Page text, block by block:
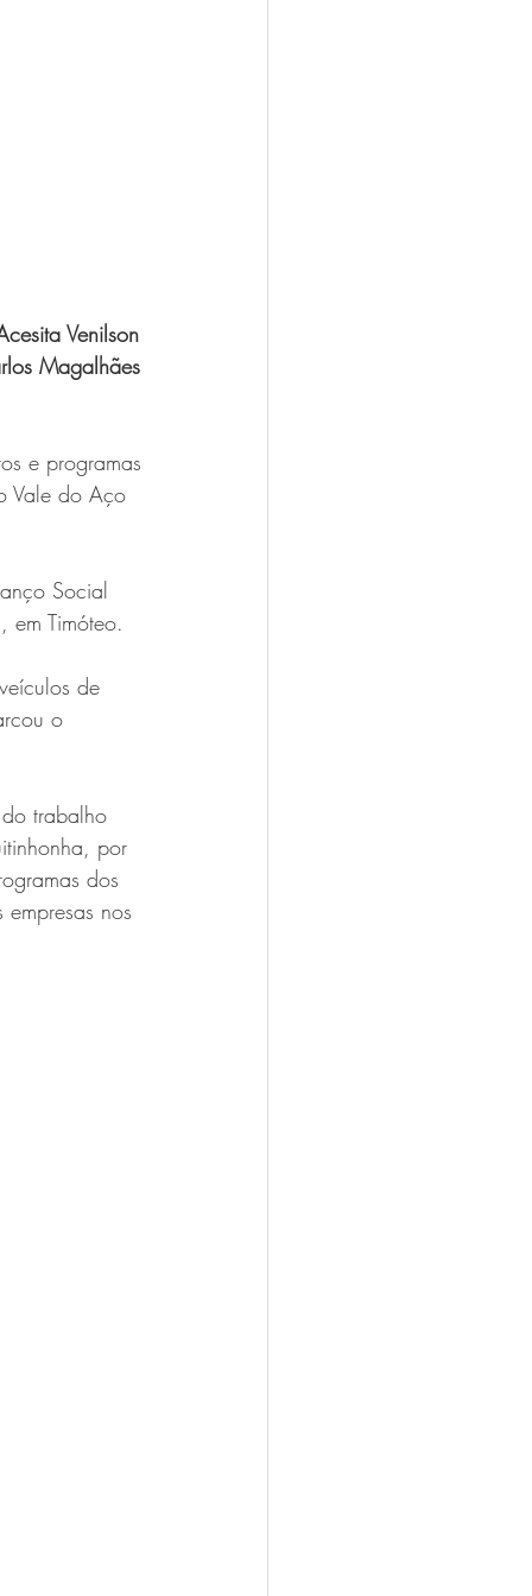
Venilson
Magalhães
e programas
Vale do Aço
Social
Timóteo.
de
o
trabalho
por
dos
nos